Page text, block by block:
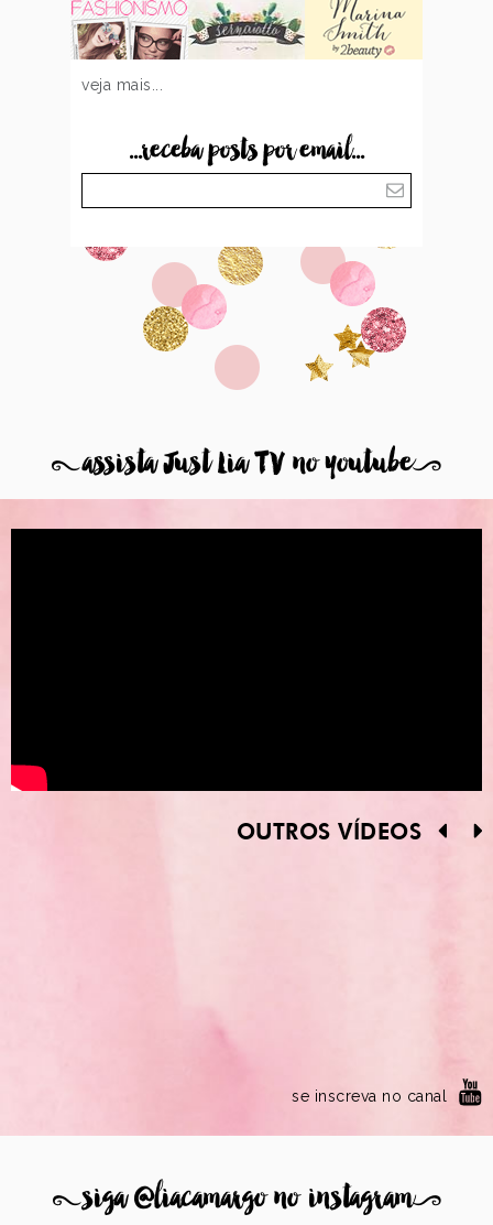
veja mais...
...receba posts por email...
8assista Just Lia TV no youtube9
OUTROS VÍDEOS
se inscreva no canal
8siga @liacamargo no instagram9